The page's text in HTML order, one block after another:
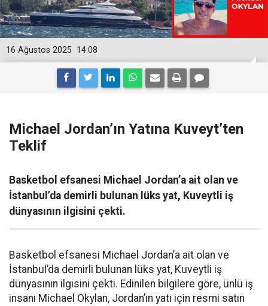
14:08
16 Ağustos 2025
Michael Jordan’ın Yatına Kuveyt’ten
Teklif
Basketbol efsanesi Michael Jordan’a ait olan ve
İstanbul’da demirli bulunan lüks yat, Kuveytli iş
dünyasının ilgisini çekti.
Basketbol efsanesi Michael Jordan’a ait olan ve
İstanbul’da demirli bulunan lüks yat, Kuveytli iş
dünyasının ilgisini çekti. Edinilen bilgilere göre, ünlü iş
insanı Michael Okylan, Jordan’ın yatı için resmi satın